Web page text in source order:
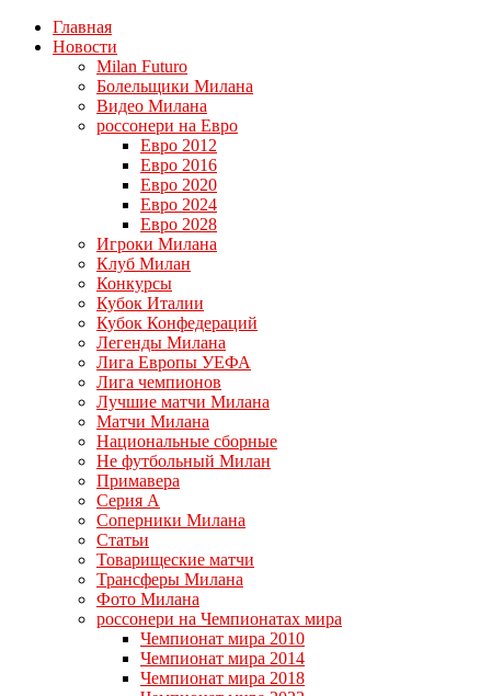
Главная
Новости
Milan Futuro
Болельщики Милана
Видео Милана
россонери на Евро
Евро 2012
Евро 2016
Евро 2020
Евро 2024
Евро 2028
Игроки Милана
Клуб Милан
Конкурсы
Кубок Италии
Кубок Конфедераций
Легенды Милана
Лига Европы УЕФА
Лига чемпионов
Лучшие матчи Милана
Матчи Милана
Национальные сборные
Не футбольный Милан
Примавера
Серия А
Соперники Милана
Статьи
Товарищеские матчи
Трансферы Милана
Фото Милана
россонери на Чемпионатах мира
Чемпионат мира 2010
Чемпионат мира 2014
Чемпионат мира 2018